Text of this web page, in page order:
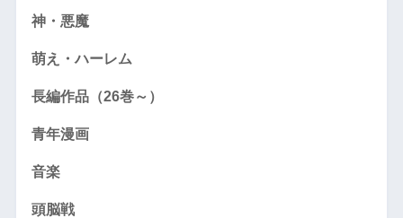
神・悪魔
萌え・ハーレム
長編作品（26巻～）
青年漫画
音楽
頭脳戦